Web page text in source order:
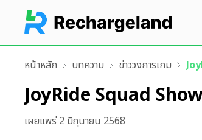
หน้าหลัก บทความ ข่าววงการเกม
JoyRide Squad
เผยแพร่ 2 มิถุนายน 2568